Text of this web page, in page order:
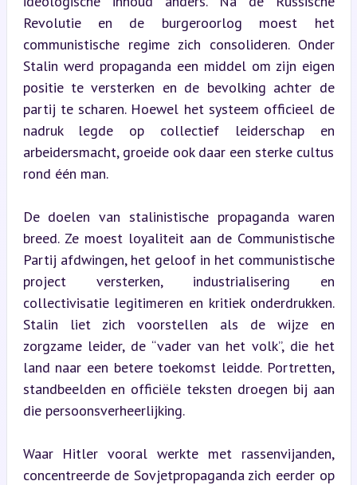
Revolutie en de burgeroorlog moest het
communistische regime zich consolideren. Onder
Stalin werd propaganda een middel om zijn eigen
positie te versterken en de bevolking achter de
partij te scharen. Hoewel het systeem officieel de
nadruk legde op collectief leiderschap en
arbeidersmacht, groeide ook daar een sterke cultus
rond één man.
De doelen van stalinistische propaganda waren
breed. Ze moest loyaliteit aan de Communistische
Partij afdwingen, het geloof in het communistische
project versterken, industrialisering en
collectivisatie legitimeren en kritiek onderdrukken.
Stalin liet zich voorstellen als de wijze en
zorgzame leider, de “vader van het volk”, die het
land naar een betere toekomst leidde. Portretten,
standbeelden en officiële teksten droegen bij aan
die persoonsverheerlijking.
Waar Hitler vooral werkte met rassenvijanden,
concentreerde de Sovjetpropaganda zich eerder op